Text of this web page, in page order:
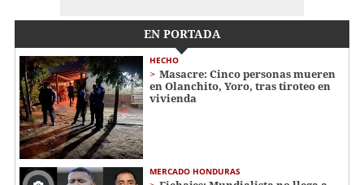
EN PORTADA
HECHO
Masacre: Cinco personas mueren
en Olanchito, Yoro, tras tiroteo en
vivienda
MERCADO HONDURAS